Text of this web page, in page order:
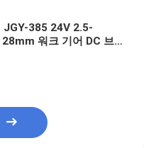
JGY-385 24V 2.5-
워크 기어 DC 브러